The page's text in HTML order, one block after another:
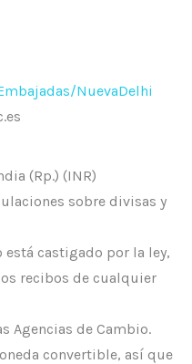
NuevaDelhi
(Rp.) (INR)
sobre divisas y
castigado por la ley,
recibos de cualquier
Agencias de Cambio.
convertible, así que